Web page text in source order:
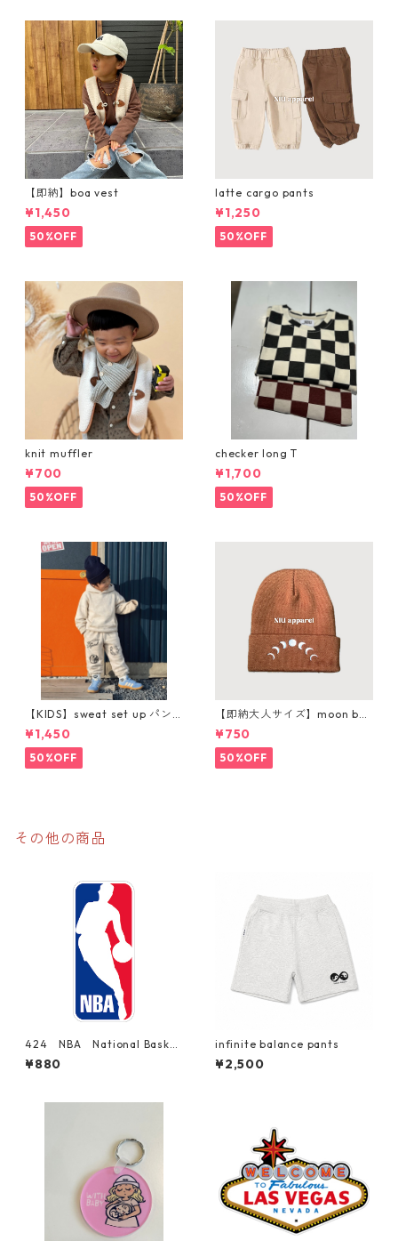
【即納】boa vest
¥1,450
50%OFF
latte cargo pants
¥1,250
50%OFF
knit muffler
¥700
50%OFF
checker long T
¥1,700
50%OFF
【KIDS】sweat set up パン
ツ購入ページ
¥1,450
50%OFF
【即納大人サイズ】moon bea
nie
¥750
50%OFF
その他の商品
424 NBA National Basket
ball Association バスケッ
ト "California Market Cent
¥880
infinite balance pants
¥2,500